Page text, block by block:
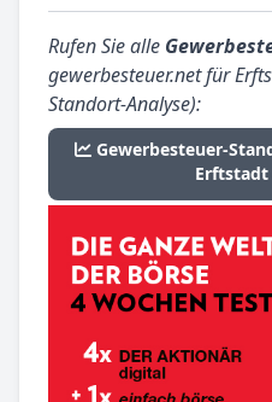
Rufen Sie alle
gewerbesteuer.net für
Standort-Analyse):
Gewerbesteuer-